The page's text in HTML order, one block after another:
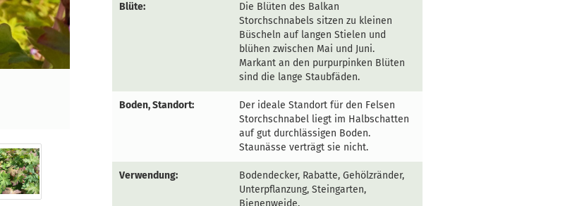
Blüte:
Die Blüten des Balkan
Storchschnabels sitzen zu kleinen
Büscheln auf langen Stielen und
blühen zwischen Mai und Juni.
Markant an den purpurpinken Blüten
sind die lange Staubfäden.
Boden, Standort:
Der ideale Standort für den Felsen
Storchschnabel liegt im Halbschatten
auf gut durchlässigen Boden.
Staunässe verträgt sie nicht.
Verwendung:
Bodendecker, Rabatte, Gehölzränder,
Unterpflanzung, Steingarten,
Bienenweide.